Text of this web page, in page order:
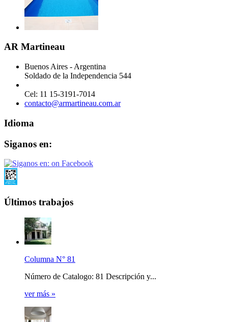
AR Martineau
Buenos Aires - Argentina
Soldado de la Independencia 544
Cel: 11 15-3191-7014
contacto@armartineau.com.ar
Idioma
Siganos en:
Últimos trabajos
Columna N° 81
Número de Catalogo: 81 Descripción y...
ver más »